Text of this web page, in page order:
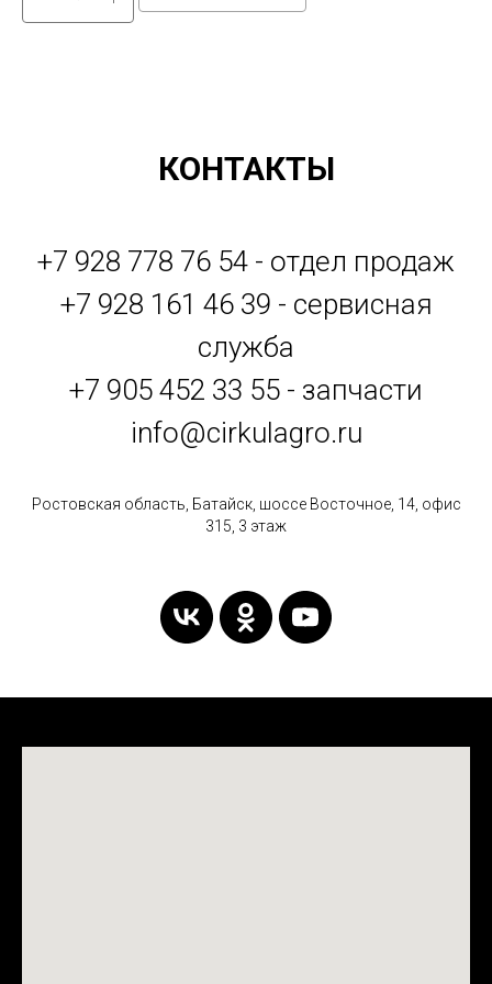
КОНТАКТЫ
+7 928 778 76 54 - отдел продаж
+7 928 161 46 39 - сервисная
служба
+7 905 452 33 55 - запчасти
info@cirkulagro.ru
Ростовская область, Батайск, шоссе Восточное, 14, офис
315, 3 этаж